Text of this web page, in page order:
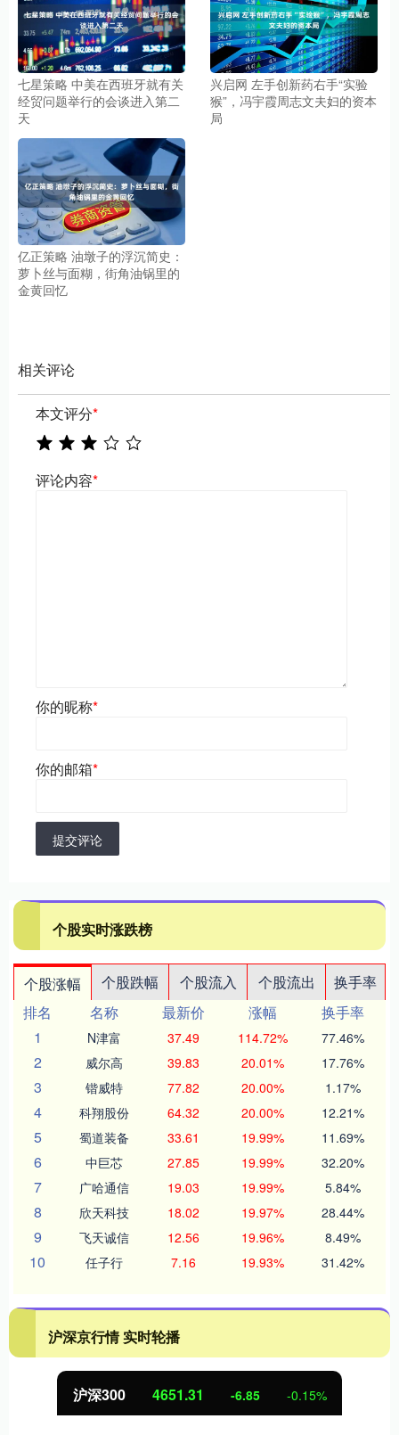
七星策略 中美在西班牙就有关
经贸问题举行的会谈进入第二
天
兴启网 左手创新药右手“实验
猴”，冯宇霞周志文夫妇的资本
局
亿正策略 油墩子的浮沉简史：
萝卜丝与面糊，街角油锅里的
金黄回忆
相关评论
本文评分*
评论内容*
你的昵称*
你的邮箱*
提交评论
个股实时涨跌榜
个股涨幅 个股跌幅 个股流入 个股流出
换手率
排名
名称 最新价 涨幅
换手率
1
N津富 37.49 114.72% 77.46%
2 威尔高 39.83 20.01% 17.76%
3 锴威特 77.82 20.00% 1.17%
4 科翔股份 64.32 20.00% 12.21%
5 蜀道装备 33.61 19.99% 11.69%
6 中巨芯 27.85 19.99% 32.20%
7 广哈通信 19.03 19.99% 5.84%
8 欣天科技 18.02 19.97% 28.44%
9 飞天诚信 12.56 19.96% 8.49%
10 任子行 7.16 19.93% 31.42%
沪深京行情 实时轮播
-6.85 -0.15%